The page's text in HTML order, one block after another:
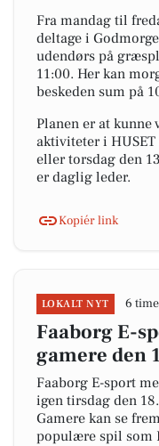
Fra mandag til
deltage i
udendørs på
11:00. Her kan
beskeden sum på
Planen er at
aktiviteter i
eller torsdag den
er daglig leder.
Kopiér link
LOKALT NYT 6
Faaborg E-
gamere den
Faaborg E-sport
igen tirsdag den
Gamere kan se
populære spil som